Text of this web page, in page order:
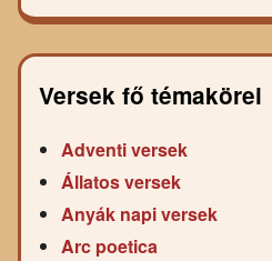
Versek fő témakörei
Adventi versek
Állatos versek
Anyák napi versek
Arc poetica